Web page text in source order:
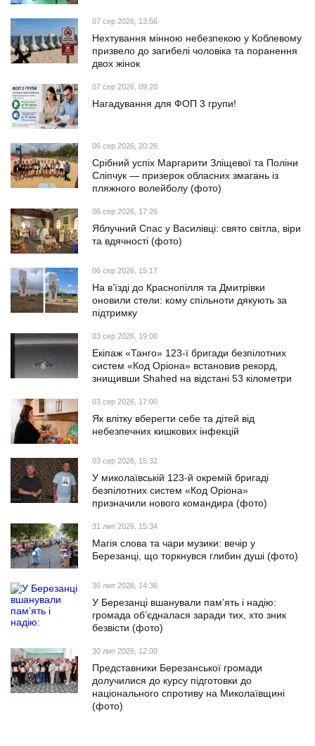
07 сер 2026, 13:56
Нехтування мінною небезпекою у Коблевому
призвело до загибелі чоловіка та поранення
двох жінок
07 сер 2026, 09:20
Нагадування для ФОП 3 групи!
06 сер 2026, 20:26
Срібний успіх Маргарити Зліщевої та Поліни
Сліпчук — призерок обласних змагань із
пляжного волейболу (фото)
06 сер 2026, 17:26
Яблучний Спас у Василівці: свято світла, віри
та вдячності (фото)
06 сер 2026, 15:17
На в’їзді до Краснопілля та Дмитрівки
оновили стели: кому спільноти дякують за
підтримку
03 сер 2026, 19:00
Екіпаж «Танго» 123-ї бригади безпілотних
систем «Код Оріона» встановив рекорд,
знищивши Shahed на відстані 53 кілометри
03 сер 2026, 17:00
Як влітку вберегти себе та дітей від
небезпечних кишкових інфекцій
03 сер 2026, 15:32
У миколаївській 123-й окремій бригаді
безпілотних систем «Код Оріона»
призначили нового командира (фото)
31 лип 2026, 15:34
Магія слова та чари музики: вечір у
Березанці, що торкнувся глибин душі (фото)
30 лип 2026, 14:36
У Березанці вшанували пам’ять і надію:
громада об’єдналася заради тих, хто зник
безвісти (фото)
30 лип 2026, 12:00
Представники Березанської громади
долучилися до курсу підготовки до
національного спротиву на Миколаївщині
(фото)